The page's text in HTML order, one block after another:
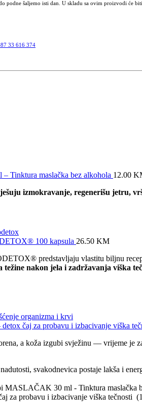
podne šaljemo isti dan. U skladu sa ovim proizvodi će
33 616 374
Tinktura maslačka bez alkohola 12.00
izmokravanje, regenerišu jetru,
100 kapsula 26.50 KM
predstavljaju vlastitu biljnu
težine nakon jela i zadržavanja viška
čaj za probavu i izbacivanje viška
a koža izgubi svježinu — vrijeme je
svakodnevica postaje lakša i
MASLAČAK 30 ml - Tinktura maslačka
za probavu i izbacivanje viška tečnosti (